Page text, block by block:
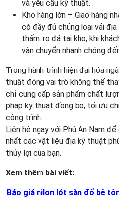
và yêu cầu kỹ thuật.
Kho hàng lớn – Giao hàng
có đầy đủ chủng loại vải
thấm, rọ đá tại kho, khi
vận chuyển nhanh chóng
Trong hành trình hiện đại hóa
thuật đóng vai trò không thể
chỉ cung cấp sản phẩm chất
pháp kỹ thuật đồng bộ, tối ưu
công trình.
Liên hệ ngay với Phú An Nam
nhất các vật liệu địa kỹ thuật
thủy lợi của bạn.
Xem thêm bài viết:
Báo giá nilon lót sàn đổ bê